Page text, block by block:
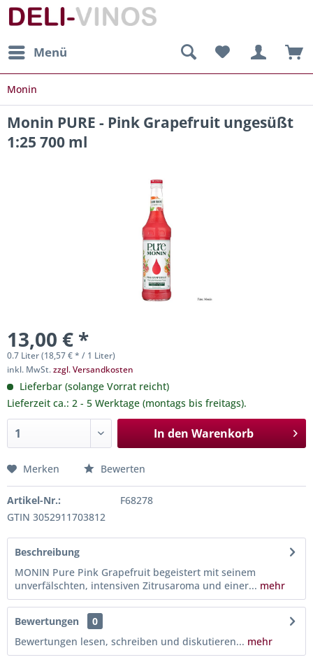
Menü
Monin
Monin PURE - Pink Grapefruit ungesüßt
1:25 700 ml
13,00 € *
0.7 Liter (18,57 € * / 1 Liter)
inkl. MwSt.zzgl. Versandkosten
Lieferbar (solange Vorrat reicht)
Lieferzeit ca.: 2 - 5 Werktage (montags bis freitags).
In den Warenkorb
Merken Bewerten
Artikel-Nr.:
F68278
GTIN 3052911703812
Beschreibung
MONIN Pure Pink Grapefruit begeistert mit seinem
unverfälschten, intensiven Zitrusaroma und einer... mehr
Bewertungen
0
Bewertungen lesen, schreiben und diskutieren... mehr